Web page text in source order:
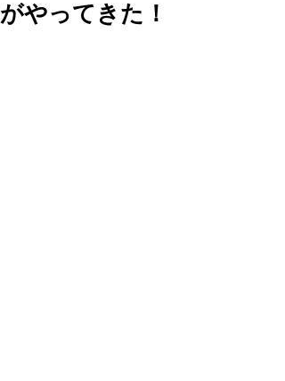
がやってきた！